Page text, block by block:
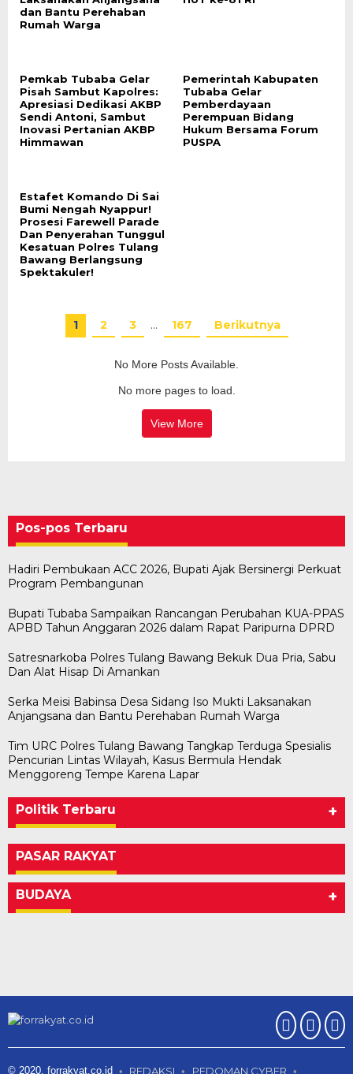
dan Bantu Perehaban
Rumah Warga
Pemkab Tubaba Gelar
Pisah Sambut Kapolres:
Apresiasi Dedikasi AKBP
Sendi Antoni, Sambut
Inovasi Pertanian AKBP
Himmawan
Pemerintah Kabupaten
Tubaba Gelar
Pemberdayaan
Perempuan Bidang
Hukum Bersama Forum
PUSPA
Estafet Komando Di Sai
Bumi Nengah Nyappur!
Prosesi Farewell Parade
Dan Penyerahan Tunggul
Kesatuan Polres Tulang
Bawang Berlangsung
Spektakuler!
1 2 3 … 167 Berikutnya
No More Posts Available.
No more pages to load.
View More
Pos-pos Terbaru
Hadiri Pembukaan ACC 2026, Bupati Ajak Bersinergi Perkuat
Program Pembangunan
Bupati Tubaba Sampaikan Rancangan Perubahan KUA-PPAS
APBD Tahun Anggaran 2026 dalam Rapat Paripurna DPRD
Satresnarkoba Polres Tulang Bawang Bekuk Dua Pria, Sabu
Dan Alat Hisap Di Amankan
Serka Meisi Babinsa Desa Sidang Iso Mukti Laksanakan
Anjangsana dan Bantu Perehaban Rumah Warga
Tim URC Polres Tulang Bawang Tangkap Terduga Spesialis
Pencurian Lintas Wilayah, Kasus Bermula Hendak
Menggoreng Tempe Karena Lapar
Politik Terbaru +
PASAR RAKYAT
BUDAYA +
© 2020. forrakyat.co.id REDAKSI PEDOMAN CYBER